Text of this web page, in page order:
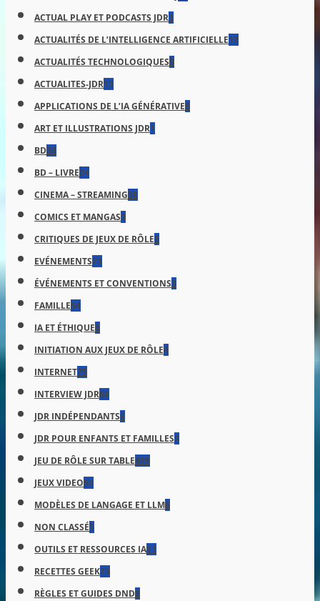
ACTUAL PLAY ET PODCASTS JDR1
ACTUALITÉS DE L’INTELLIGENCE ARTIFICIELLE12
ACTUALITÉS TECHNOLOGIQUES9
ACTUALITES-JDR13
APPLICATIONS DE L’IA GÉNÉRATIVE9
ART ET ILLUSTRATIONS JDR1
BD38
BD – LIVRE24
CINEMA – STREAMING38
COMICS ET MANGAS3
CRITIQUES DE JEUX DE RÔLE8
EVÉNEMENTS73
ÉVÉNEMENTS ET CONVENTIONS3
FAMILLE54
IA ET ÉTHIQUE6
INITIATION AUX JEUX DE RÔLE4
INTERNET75
INTERVIEW JDR68
JDR INDÉPENDANTS6
JDR POUR ENFANTS ET FAMILLES3
JEU DE RÔLE SUR TABLE499
JEUX VIDEO53
MODÈLES DE LANGAGE ET LLM6
NON CLASSÉ1
OUTILS ET RESSOURCES IA11
RECETTES GEEK23
RÈGLES ET GUIDES DND8